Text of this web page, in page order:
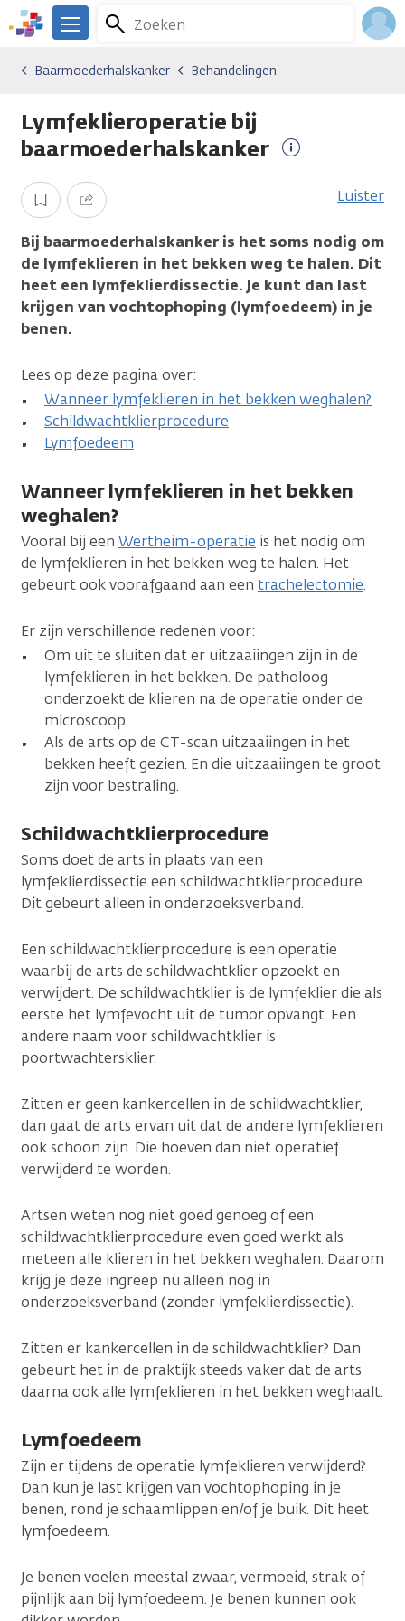
Overslaan
en
gaan
We
er
je.
Kanker.nl
Zoeken
Menu
Kankersoorten
Baarmoederhalskanker
Behandelingen
Baarmoederhalskanker Behandelingen
Lymfeklieroperatie bij
baarmoederhalskanker
informatie
Opslaan Delen Luister
Bij baarmoederhalskanker is het soms nodig om
de lymfeklieren in het bekken weg te halen. Dit
heet een lymfeklierdissectie. Je kunt dan last
krijgen van vochtophoping (lymfoedeem) in je
benen.
Lees op deze pagina over:
Wanneer lymfeklieren in het bekken weghalen?
Schildwachtklierprocedure
Lymfoedeem
Wanneer lymfeklieren in het bekken
weghalen?
Vooral bij een Wertheim-operatie is het nodig om
de lymfeklieren in het bekken weg te halen. Het
gebeurt ook voorafgaand aan een trachelectomie.
Er zijn verschillende redenen voor:
Om uit te sluiten dat er uitzaaiingen zijn in de
lymfeklieren in het bekken. De patholoog
onderzoekt de klieren na de operatie onder de
microscoop.
Als de arts op de CT-scan uitzaaiingen in het
bekken heeft gezien. En die uitzaaiingen te groot
zijn voor bestraling.
Schildwachtklierprocedure
Soms doet de arts in plaats van een
lymfeklierdissectie een schildwachtklierprocedure.
Dit gebeurt alleen in onderzoeksverband.
Een schildwachtklierprocedure is een operatie
waarbij de arts de schildwachtklier opzoekt en
verwijdert. De schildwachtklier is de lymfeklier die als
eerste het lymfevocht uit de tumor opvangt. Een
andere naam voor schildwachtklier is
poortwachtersklier.
Zitten er geen kankercellen in de schildwachtklier,
dan gaat de arts ervan uit dat de andere lymfeklieren
ook schoon zijn. Die hoeven dan niet operatief
verwijderd te worden.
Artsen weten nog niet goed genoeg of een
schildwachtklierprocedure even goed werkt als
meteen alle klieren in het bekken weghalen. Daarom
krijg je deze ingreep nu alleen nog in
onderzoeksverband (zonder lymfeklierdissectie).
Zitten er kankercellen in de schildwachtklier? Dan
gebeurt het in de praktijk steeds vaker dat de arts
daarna ook alle lymfeklieren in het bekken weghaalt.
Lymfoedeem
Zijn er tijdens de operatie lymfeklieren verwijderd?
Dan kun je last krijgen van vochtophoping in je
benen, rond je schaamlippen en/of je buik. Dit heet
lymfoedeem.
Je benen voelen meestal zwaar, vermoeid, strak of
pijnlijk aan bij lymfoedeem. Je benen kunnen ook